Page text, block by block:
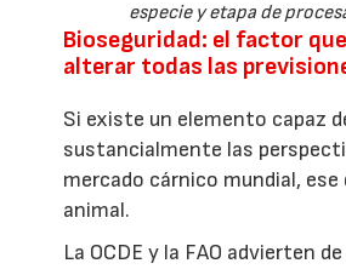
especie y etapa de
Bioseguridad: el factor
alterar todas las
Si existe un elemento capaz
sustancialmente las
mercado cárnico mundial, ese
animal.
La OCDE y la FAO advierten